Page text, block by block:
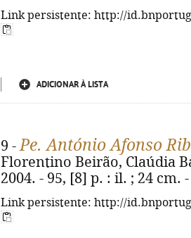
Link persistente: http://
ADICIONAR À LISTA
9 -Pe. António Afonso
Florentino Beirão, Claúdia
2004. - 95, [8] p. : il. ; 24 cm.
Link persistente: http://